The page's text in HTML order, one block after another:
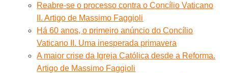
Reabre-se o processo contra o Concílio Vaticano
II. Artigo de Massimo Faggioli
Há 60 anos, o primeiro anúncio do Concílio
Vaticano II. Uma inesperada primavera
A maior crise da Igreja Católica desde a Reforma.
Artigo de Massimo Faggioli